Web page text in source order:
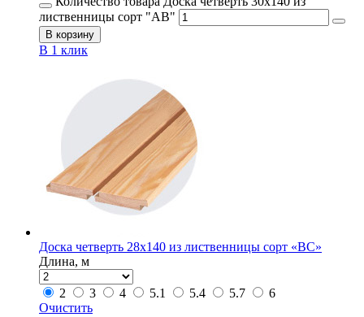
лиственницы сорт "АВ"
В корзину
В 1 клик
Доска четверть 28х140 из лиственницы сорт «ВС»
Длина, м
2 3 4 5.1 5.4 5.7
6
Очистить